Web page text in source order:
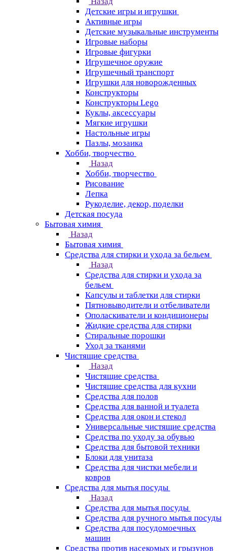
Детские игры и игрушки
Активные игры
Детские музыкальные инструменты
Игровые наборы
Игровые фигурки
Игрушечное оружие
Игрушечный транспорт
Игрушки для новорожденных
Конструкторы
Конструкторы Lego
Куклы, аксессуары
Мягкие игрушки
Настольные игры
Пазлы, мозаика
Хобби, творчество
Назад
Хобби, творчество
Рисование
Лепка
Рукоделие, декор, поделки
Детская посуда
Бытовая химия
Назад
Бытовая химия
Средства для стирки и ухода за бельем
Назад
Средства для стирки и ухода за
бельем
Капсулы и таблетки для стирки
Пятновыводители и отбеливатели
Ополаскиватели и кондиционеры
Жидкие средства для стирки
Стиральные порошки
Уход за тканями
Чистящие средства
Назад
Чистящие средства
Чистящие средства для кухни
Средства для полов
Средства для ванной и туалета
Средства для окон и стекол
Универсальные чистящие средства
Средства по уходу за обувью
Средства для бытовой техники
Блоки для унитаза
Средства для чистки мебели и
ковров
Средства для мытья посуды
Назад
Средства для мытья посуды
Средства для ручного мытья посуды
Средства для посудомоечных
машин
Средства против насекомых и грызунов